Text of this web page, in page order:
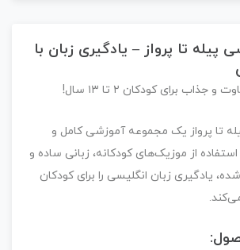
تا پرواز – یادگیری زبان با
کودکان ۲ تا ۱۳ سال!
یک مجموعه آموزشی کامل و
ازموزیک‌های کودکانه، زبانی ساده و
زبان انگلیسی را برای کودکان